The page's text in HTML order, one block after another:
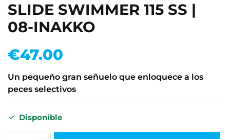
SLIDE SWIMMER 115 SS |
08-INAKKO
€47.00
Un pequeño gran señuelo que enloquece a los
peces selectivos
Disponible